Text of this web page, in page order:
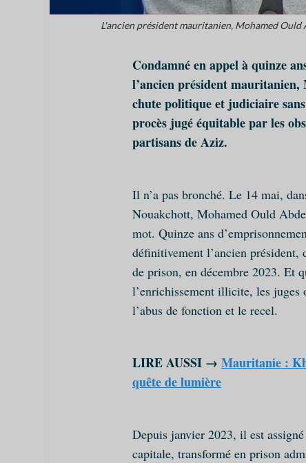
L'ancien président mauritanien, Mohamed
Condamné en appel à quinze
l’ancien président
chute politique et judiciaire
procès jugé équitable par les
partisans de Aziz.
Il n’a pas bronché. Le 14 mai,
Nouakchott, Mohamed Ould
mot. Quinze ans
définitivement l’ancien président,
de prison, en décembre 2023. Et
l’enrichissement illicite, les
l’abus de fonction et le recel.
LIRE AUSSI →Mauritanie :
quête de lumière
Depuis janvier 2023, il est
capitale, transformé en prison